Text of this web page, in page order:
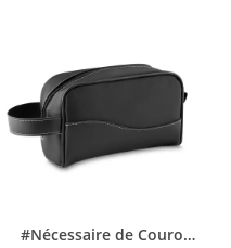
#Nécessaire de Couro